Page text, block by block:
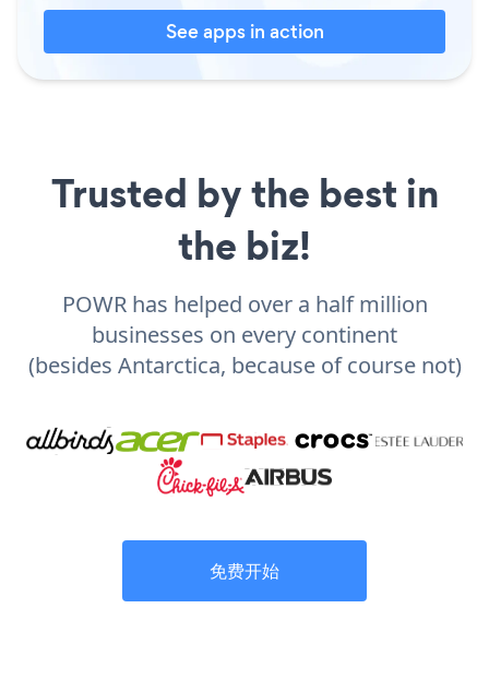
See apps in action
Trusted by the best in
the biz!
POWR has helped over a half million
businesses on every continent
(besides Antarctica, because of course not)
免费开始